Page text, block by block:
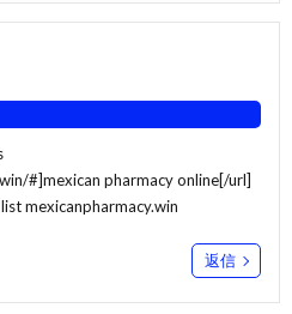
#]mexican pharmacy online[/url]
mexicanpharmacy.win
返信